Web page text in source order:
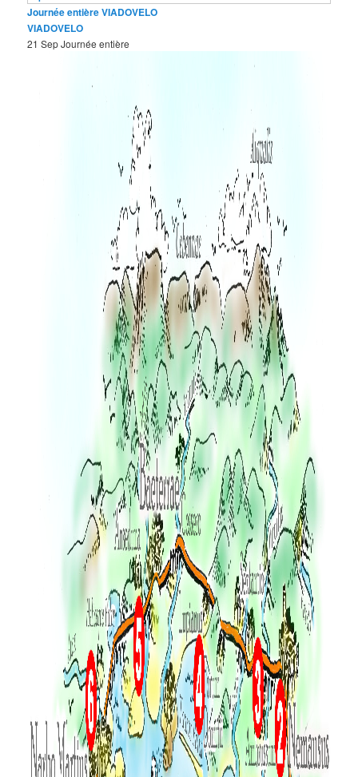
Journée entièreVIADOVELO
VIADOVELO
21 SepJournée entière